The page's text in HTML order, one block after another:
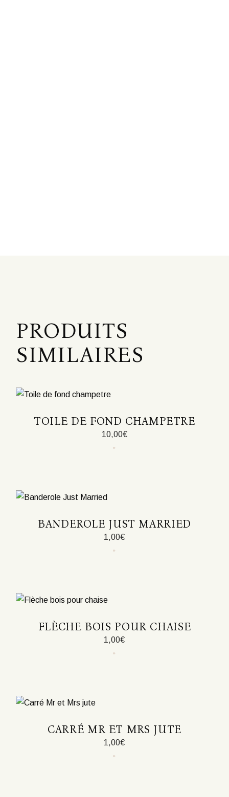
PRODUITS
SIMILAIRES
TOILE DE FOND CHAMPETRE
10,00€
BANDEROLE JUST MARRIED
1,00€
FLÈCHE BOIS POUR CHAISE
1,00€
CARRÉ MR ET MRS JUTE
1,00€